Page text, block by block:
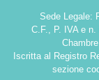
Sede Legale:
C.F., P. IVA e
Iscritta al Registro
sezione